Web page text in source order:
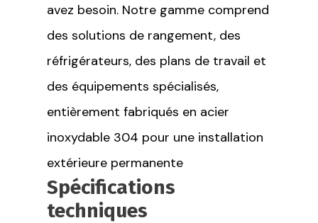
avez besoin. Notre gamme comprend
des solutions de rangement, des
réfrigérateurs, des plans de travail et
des équipements spécialisés,
entièrement fabriqués en acier
inoxydable 304 pour une installation
extérieure permanente
Spécifications
techniques